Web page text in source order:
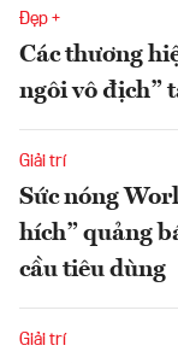
Đẹp +
Các thương
ngôi vô địch”
Giải trí
Sức nóng
hích” quảng
cầu tiêu dùng
Giải trí